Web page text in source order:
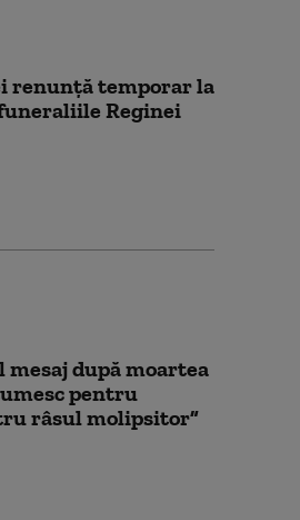
renunță temporar la
Reginei
după moartea
pentru
râsul molipsitor”